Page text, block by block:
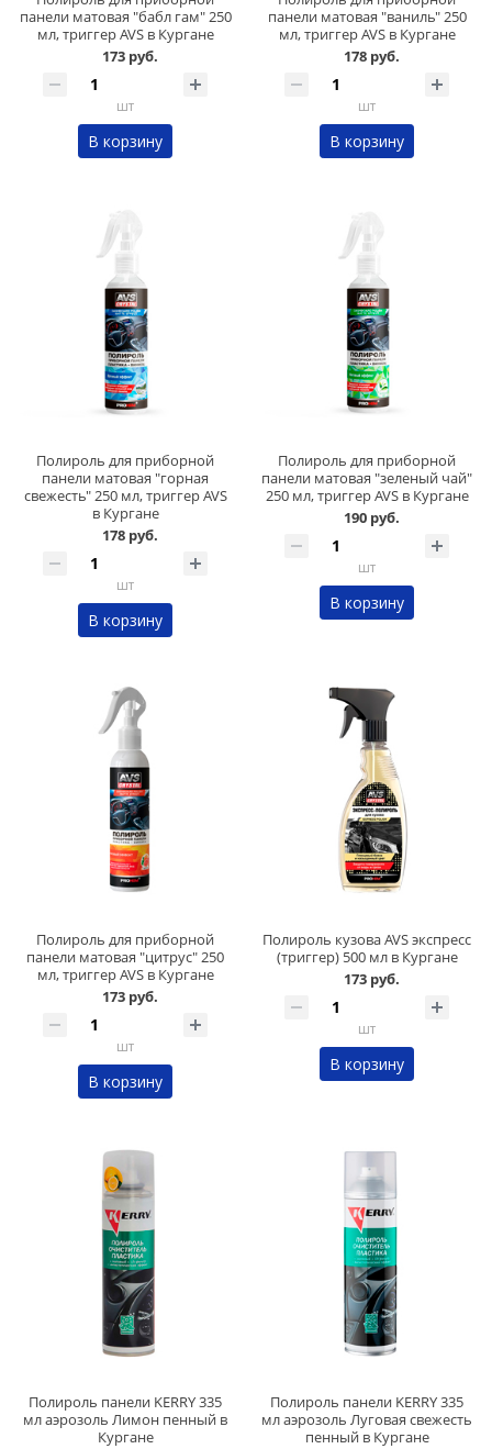
панели матовая "бабл гам" 250
мл, триггер AVS в Кургане
173 руб.
шт
В корзину
панели матовая "ваниль" 250
мл, триггер AVS в Кургане
178 руб.
шт
В корзину
Полироль для приборной
панели матовая "горная
свежесть" 250 мл, триггер AVS
в Кургане
178 руб.
шт
В корзину
Полироль для приборной
панели матовая "зеленый чай"
250 мл, триггер AVS в Кургане
190 руб.
шт
В корзину
Полироль для приборной
панели матовая "цитрус" 250
мл, триггер AVS в Кургане
173 руб.
шт
В корзину
Полироль кузова AVS экспресс
(триггер) 500 мл в Кургане
173 руб.
шт
В корзину
Полироль панели KERRY 335
мл аэрозоль Лимон пенный в
Кургане
Полироль панели KERRY 335
мл аэрозоль Луговая свежесть
пенный в Кургане